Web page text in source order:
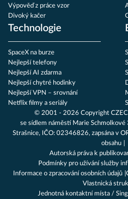
Výpověď z práce vzor
Divoký kačer
Technologie
SpaceX na burze
Nejlepší telefony
Nejlepší AI zdarma
Nejlepší chytré hodinky
Nejlepší VPN – srovnání
Netflix filmy a seriály
© 2001 - 2026 Copyright
se sídlem náměstí Marie
Strašnice, IČO: 02346826, zapsána v
obsahu
Autorská práva k
Podmínky pro užívání služby
Informace o zpracování osobních údajů
Vlastnická
Jednotná kontaktní místa /